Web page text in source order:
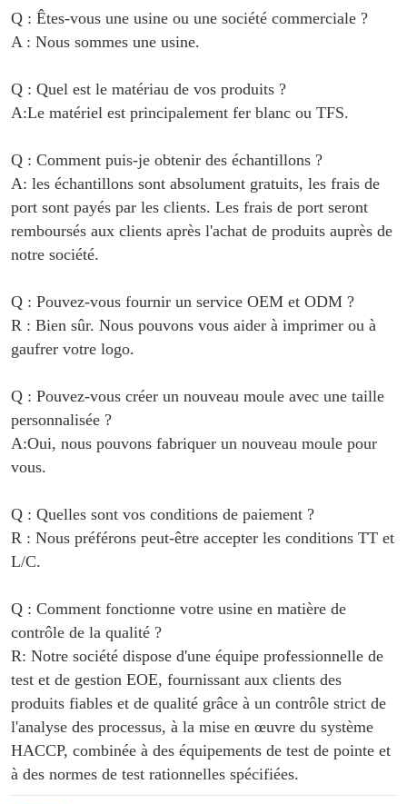
Q : Êtes-vous une usine ou une société commerciale ?
A : Nous sommes une usine.
Q : Quel est le matériau de vos produits ?
A:Le matériel est principalement fer blanc ou TFS.
Q : Comment puis-je obtenir des échantillons ?
A: les échantillons sont absolument gratuits, les frais de
port sont payés par les clients. Les frais de port seront
remboursés aux clients après l'achat de produits auprès de
notre société.
Q : Pouvez-vous fournir un service OEM et ODM ?
R : Bien sûr. Nous pouvons vous aider à imprimer ou à
gaufrer votre logo.
Q : Pouvez-vous créer un nouveau moule avec une taille
personnalisée ?
A:Oui, nous pouvons fabriquer un nouveau moule pour
vous.
Q : Quelles sont vos conditions de paiement ?
R : Nous préférons peut-être accepter les conditions TT et
L/C.
Q : Comment fonctionne votre usine en matière de
contrôle de la qualité ?
R: Notre société dispose d'une équipe professionnelle de
test et de gestion EOE, fournissant aux clients des
produits fiables et de qualité grâce à un contrôle strict de
l'analyse des processus, à la mise en œuvre du système
HACCP, combinée à des équipements de test de pointe et
à des normes de test rationnelles spécifiées.